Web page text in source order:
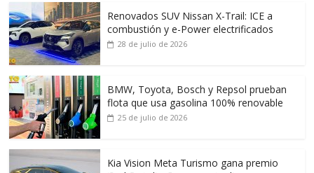
Renovados SUV Nissan X-Trail: ICE a
combustión y e-Power electrificados
28 de julio de 2026
BMW, Toyota, Bosch y Repsol prueban
flota que usa gasolina 100% renovable
25 de julio de 2026
Kia Vision Meta Turismo gana premio